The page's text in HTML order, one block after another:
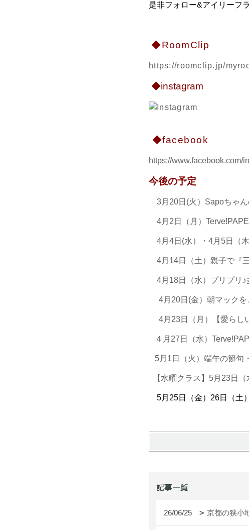
是非フォロー&アイリーフ
◆RoomClip
https://roomclip.jp/
◆instagram
◆facebook
https://www.facebook.com/
今後の予定
3月20日(火）Sapoちゃ
4月2日（月）
4月4日(水）・4月5日（
4月14日（土）親子で『
4月18日（水）プリプリ♪
4月20日(金）朝マック
4月23日（月）【愛らし
４月27日（水）
5月1日（火）端午の節句
【水曜クラス】5月23日（
5月25日（金）26日（土
記事一覧
26/06/25 京都の狭小